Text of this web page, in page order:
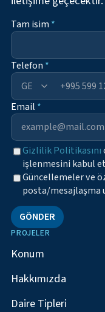
Tam isim *
Telefon *
+995
Email *
Gizlilik Politikasını
işlenmesini kabul
Güncellemeler ve
posta/mesajlaşma
GÖNDER
PROJELER
Konum
Hakkımızda
Daire Tipleri